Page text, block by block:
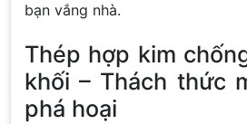
bạn vắng nhà.
Thép hợp kim
khối – Thách thức
phá hoại